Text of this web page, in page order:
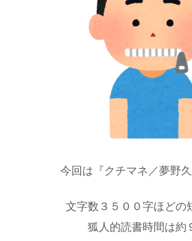
今回は『クチマネ／夢野久
文字数３５００字ほどの
狐人的読書時間は約